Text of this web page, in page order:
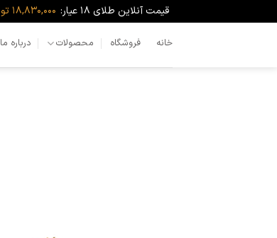
to
قیمت آنلاین طلای ۱۸ عیار: 18,830,000 تومان
خانه فروشگاه محصولات درباره ما